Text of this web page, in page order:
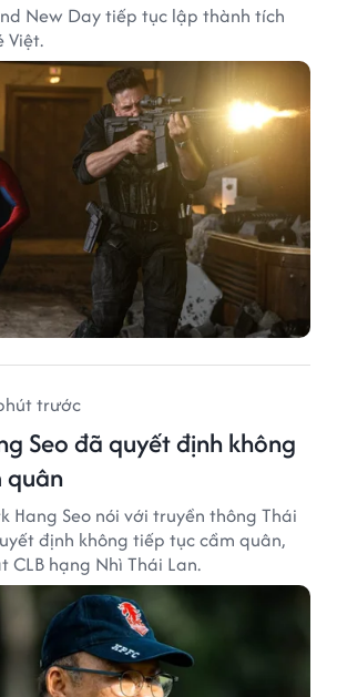
New Day tiếp tục lập thành tích
Việt.
trước
Seo đã quyết định không
quân
Hang Seo nói với truyền thông Thái
định không tiếp tục cầm quân,
hạng Nhì Thái Lan.